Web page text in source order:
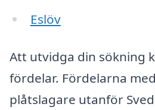
Eslöv
Att utvidga din sökning
fördelar. Fördelarna
plåtslagare utanför